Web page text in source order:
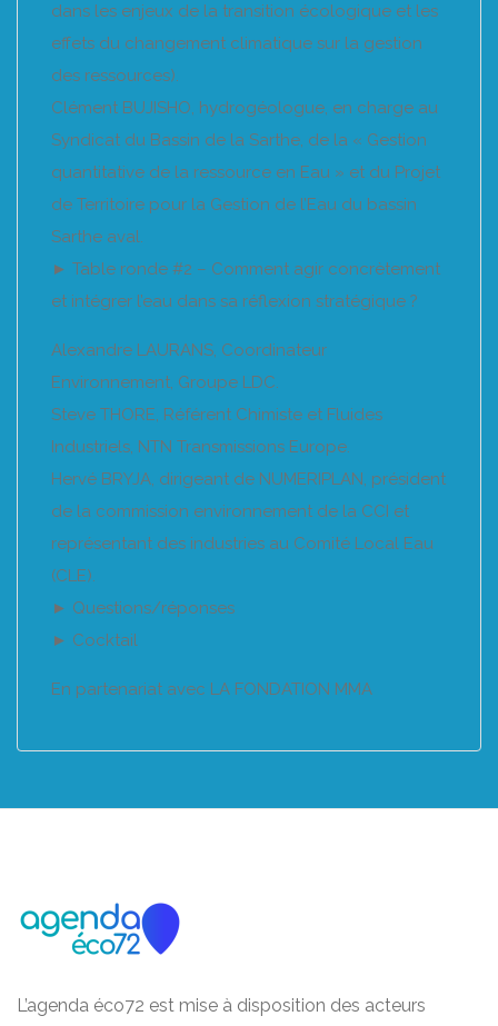
dans les enjeux de la transition écologique et les
effets du changement climatique sur la gestion
des ressources).
Clément BUJISHO, hydrogéologue, en charge au
Syndicat du Bassin de la Sarthe, de la « Gestion
quantitative de la ressource en Eau » et du Projet
de Territoire pour la Gestion de l’Eau du bassin
Sarthe aval.
► Table ronde #2 – Comment agir concrètement
et intégrer l’eau dans sa réflexion stratégique ?
Alexandre LAURANS, Coordinateur
Environnement, Groupe LDC.
Steve THORE, Référent Chimiste et Fluides
Industriels, NTN Transmissions Europe.
Hervé BRYJA, dirigeant de NUMERIPLAN, président
de la commission environnement de la CCI et
représentant des industries au Comité Local Eau
(CLE).
► Questions/réponses
► Cocktail
En partenariat avec LA FONDATION MMA
L’agenda éco72 est mise à disposition des acteurs